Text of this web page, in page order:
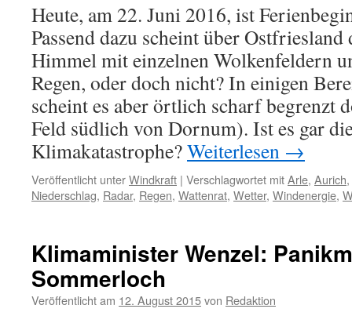
Heute, am 22. Juni 2016, ist
Passend dazu scheint über Ostfriesland
Himmel mit einzelnen Wolkenfeldern
Regen, oder doch nicht? In einigen
scheint es aber örtlich scharf begrenzt
Feld südlich von Dornum). Ist es gar
Klimakatastrophe?Weiterlesen →
Veröffentlicht unterWindkraft | Verschlagwortet mitArle, Aurich,
Niederschlag, Radar, Regen, Wattenrat, Wetter, Windenergie,
Klimaminister Wenzel:
Sommerloch
Veröffentlicht am 12. August 2015von Redaktion